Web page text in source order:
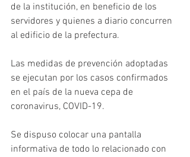
de la institución, en beneficio de los
servidores y quienes a diario concurren
al edificio de la prefectura.
Las medidas de prevención adoptadas
se ejecutan por los casos confirmados
en el país de la nueva cepa de
coronavirus, COVID-19.
Se dispuso colocar una pantalla
informativa de todo lo relacionado con